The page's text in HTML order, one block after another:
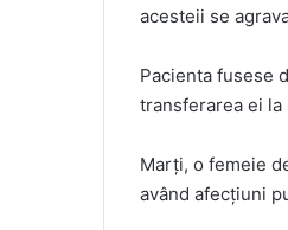
acesteii se
Pacienta fusese
transferarea ei la
Marţi, o femeie
având afecţiuni